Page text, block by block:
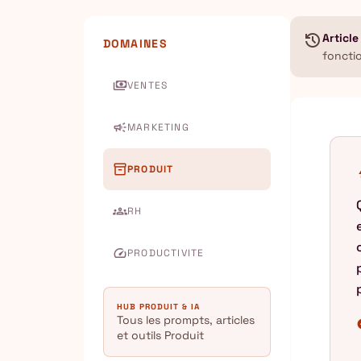
DOMAINES
paymentsVENTES
campaignMARKETING
inventory_2PRODUIT
groupsRH
speedPRODUCTIVITE
HUB PRODUIT & IA
Tous les prompts, articles
et outils Produit
historyArticle